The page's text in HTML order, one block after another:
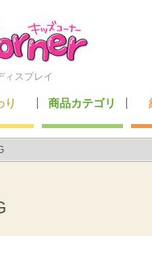
ィスプレイ
り
のこだわり
工できます！
商品カテゴリ